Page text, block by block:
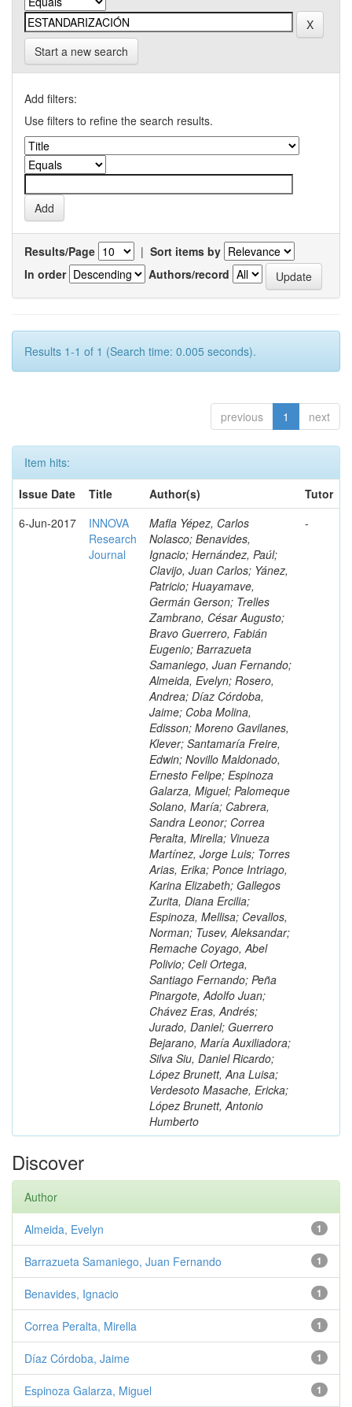
Start a new search
Add filters:
Use filters to refine the search results.
Results/Page | Sort items by
In order
Authors/record
Results 1-1 of 1 (Search time: 0.005 seconds).
previous 1 next
Item hits:
Issue Date
Title Author(s)
Tutor
6-Jun-2017
INNOVA
Research
Journal
Mafla Yépez, Carlos
Nolasco; Benavides,
Ignacio; Hernández, Paúl;
Clavijo, Juan Carlos; Yánez,
Patricio; Huayamave,
Germán Gerson; Trelles
Zambrano, César Augusto;
Bravo Guerrero, Fabián
Eugenio; Barrazueta
Samaniego, Juan Fernando;
Almeida, Evelyn; Rosero,
Andrea; Díaz Córdoba,
Jaime; Coba Molina,
Edisson; Moreno Gavilanes,
Klever; Santamaría Freire,
Edwin; Novillo Maldonado,
Ernesto Felipe; Espinoza
Galarza, Miguel; Palomeque
Solano, María; Cabrera,
Sandra Leonor; Correa
Peralta, Mirella; Vinueza
Martínez, Jorge Luis; Torres
Arias, Erika; Ponce Intriago,
Karina Elizabeth; Gallegos
Zurita, Diana Ercilia;
Espinoza, Mellisa; Cevallos,
Norman; Tusev, Aleksandar;
Remache Coyago, Abel
Polivio; Celi Ortega,
Santiago Fernando; Peña
Pinargote, Adolfo Juan;
Chávez Eras, Andrés;
Jurado, Daniel; Guerrero
Bejarano, María Auxiliadora;
Silva Siu, Daniel Ricardo;
López Brunett, Ana Luisa;
Verdesoto Masache, Ericka;
López Brunett, Antonio
Humberto
-
Discover
Author
1
Almeida, Evelyn
1
Barrazueta Samaniego, Juan Fernando
1
Benavides, Ignacio
1
Correa Peralta, Mirella
1
Díaz Córdoba, Jaime
1
Espinoza Galarza, Miguel